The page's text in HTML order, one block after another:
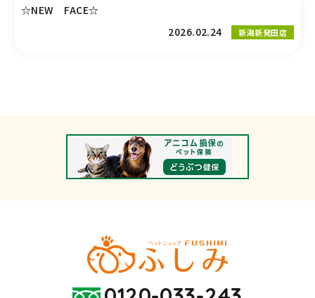
☆NEW FACE☆
2026.02.24
新潟新発田店